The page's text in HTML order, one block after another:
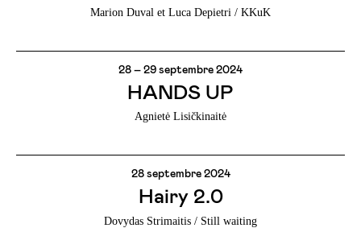
Marion Duval et Luca Depietri / KKuK
28 – 29 septembre 2024
HANDS UP
Agnietė Lisičkinaitė
28 septembre 2024
Hairy 2.0
Dovydas Strimaitis / Still waiting